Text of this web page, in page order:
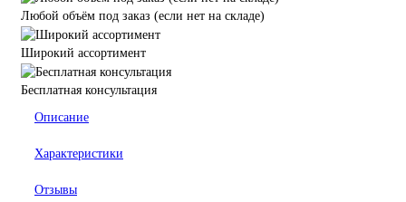
Любой объём под заказ (если нет на складе)
Широкий ассортимент
Бесплатная консультация
Описание
Характеристики
Отзывы